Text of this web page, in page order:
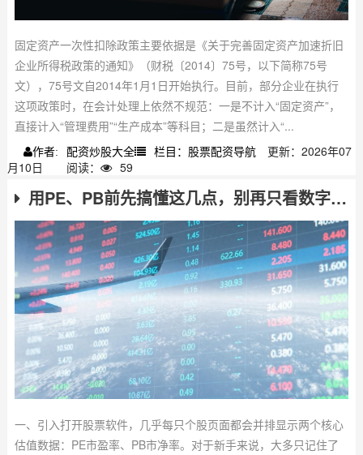
固定资产一次性扣除政策主要依据是《关于完善固定资产加速折旧
企业所得税政策的通知》（财税〔2014〕75号，以下简称75号
文），75号文自2014年1月1日开始执行。目前，部分企业在执行
这项政策时，在会计处理上依然不规范：一是不计入“固定资产”，
直接计入“管理费用”“生产成本”等科目；二是虽然计入“...
作者: 配资炒股大全 栏目：股票配资导航
更新：2026年07
月10日
阅读： 59
用PE、PB前先搞懂这几点，别再只看数字高低了
一、引入打开股票软件，几乎每只个股页面都会并排显示两个核心
估值数据：PE市盈率、PB市净率。对于新手来说，大多只记住了